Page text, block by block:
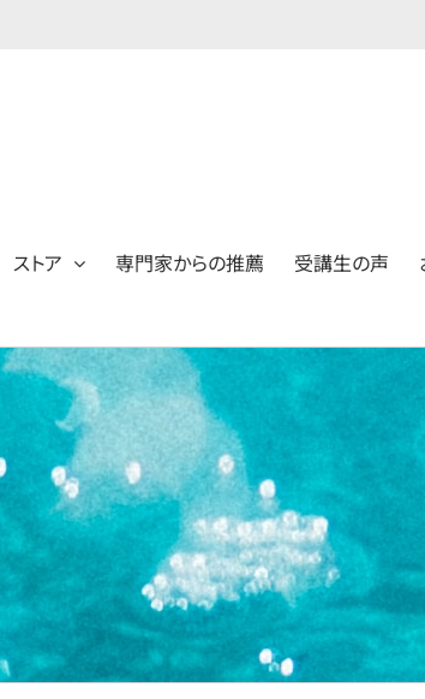
ストア 専門家からの推薦 受講生の声